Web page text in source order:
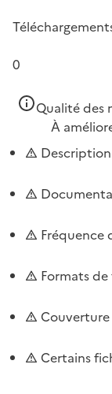
0
Qualité des
À
Fréquence
Formats
Certains